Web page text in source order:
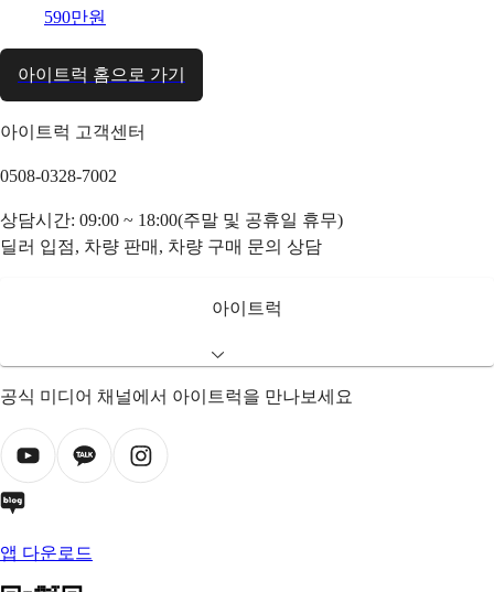
590만원
아이트럭 홈으로 가기
아이트럭 고객센터
0508-0328-7002
상담시간: 09:00 ~ 18:00(주말 및 공휴일 휴무)
딜러 입점, 차량 판매, 차량 구매 문의 상담
아이트럭
공식 미디어 채널에서 아이트럭을 만나보세요
앱 다운로드